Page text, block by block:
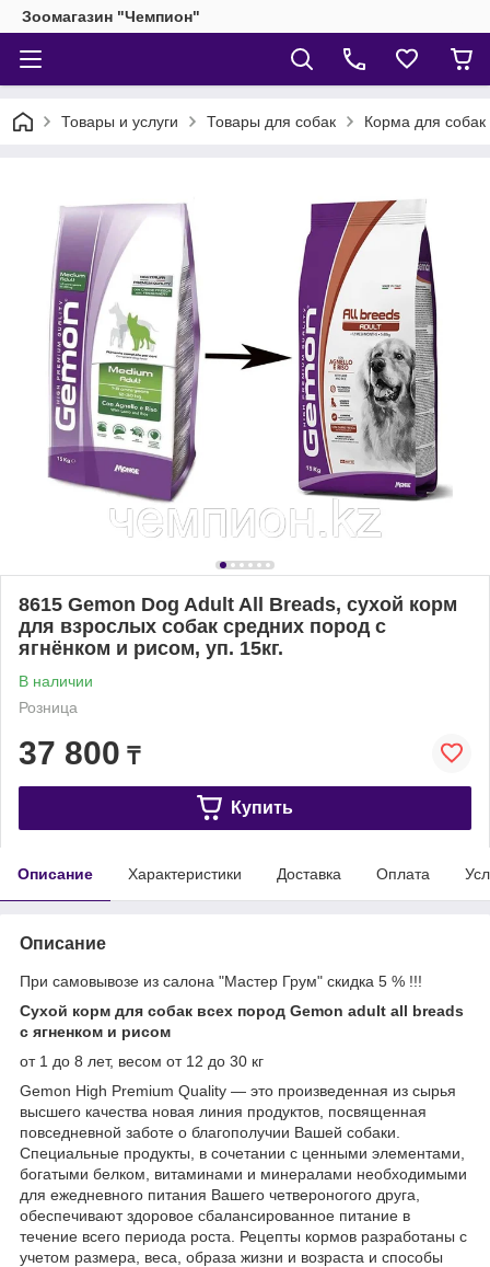
Зоомагазин "Чемпион"
Товары и услуги Товары для собак Корма для собак
8615 Gemon Dog Adult All Breads, сухой корм
для взрослых собак средних пород с
ягнёнком и рисом, уп. 15кг.
В наличии
Розница
37 800 ₸
Купить
Описание Характеристики Доставка Оплата
Описание
При самовывозе из салона "Мастер Грум" скидка 5 % !!!
Сухой корм для собак всех пород Gemon adult all breads
с ягненком и рисом
от 1 до 8 лет, весом от 12 до 30 кг
Gemon High Premium Quality ― это произведенная из сырья
высшего качества новая линия продуктов, посвященная
повседневной заботе о благополучии Вашей собаки.
Специальные продукты, в сочетании с ценными элементами,
богатыми белком, витаминами и минералами необходимыми
для ежедневного питания Вашего четвероногого друга,
обеспечивают здоровое сбалансированное питание в
течение всего периода роста. Рецепты кормов разработаны с
учетом размера, веса, образа жизни и возраста и способы